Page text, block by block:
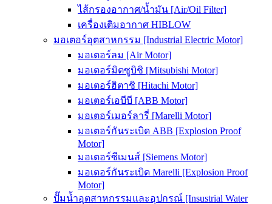
ไส้กรองอากาศ/น้ำมัน [Air/Oil Filter]
เครื่องเติมอากาศ HIBLOW
มอเตอร์อุตสาหกรรม [Industrial Electric Motor]
มอเตอร์ลม [Air Motor]
มอเตอร์มิตซูบิชิ [Mitsubishi Motor]
มอเตอร์ฮิตาชิ [Hitachi Motor]
มอเตอร์เอบีบี [ABB Motor]
มอเตอร์เมอร์ลารี่ [Marelli Motor]
มอเตอร์กันระเบิด ABB [Explosion Proof
Motor]
มอเตอร์ซีเมนส์ [Siemens Motor]
มอเตอร์กันระเบิด Marelli [Explosion Proof
Motor]
ปั๊มน้ำอุตสาหกรรมและอุปกรณ์ [Insustrial Water